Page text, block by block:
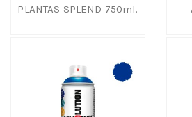
PLANTAS SPLEND 750ml.